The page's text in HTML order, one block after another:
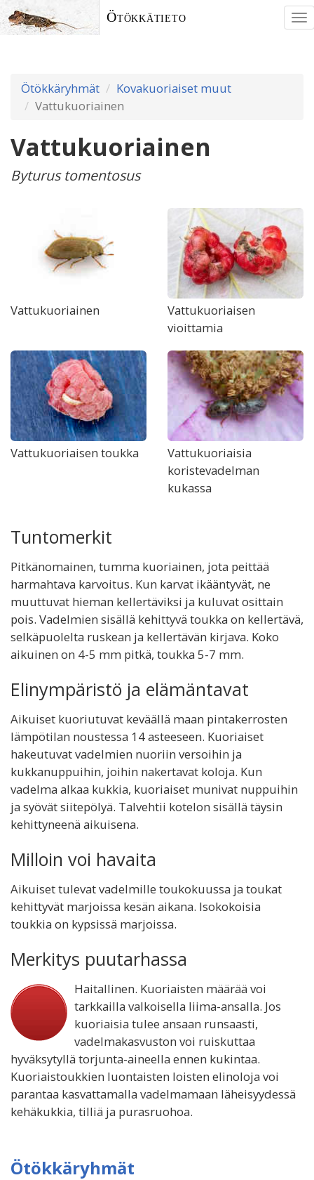
Ötökkätieto
Ötökkäryhmät
Kovakuoriaiset muut
Vattukuoriainen
Vattukuoriainen
Byturus tomentosus
Vattukuoriainen
Vattukuoriaisen
vioittamia
Vattukuoriaisen toukka
Vattukuoriaisia
koristevadelman
kukassa
Tuntomerkit
Pitkänomainen, tumma kuoriainen, jota peittää
harmahtava karvoitus. Kun karvat ikääntyvät, ne
muuttuvat hieman kellertäviksi ja kuluvat osittain
pois. Vadelmien sisällä kehittyvä toukka on kellertävä,
selkäpuolelta ruskean ja kellertävän kirjava. Koko
aikuinen on 4-5 mm pitkä, toukka 5-7 mm.
Elinympäristö ja elämäntavat
Aikuiset kuoriutuvat keväällä maan pintakerrosten
lämpötilan noustessa 14 asteeseen. Kuoriaiset
hakeutuvat vadelmien nuoriin versoihin ja
kukkanuppuihin, joihin nakertavat koloja. Kun
vadelma alkaa kukkia, kuoriaiset munivat nuppuihin
ja syövät siitepölyä. Talvehtii kotelon sisällä täysin
kehittyneenä aikuisena.
Milloin voi havaita
Aikuiset tulevat vadelmille toukokuussa ja toukat
kehittyvät marjoissa kesän aikana. Isokokoisia
toukkia on kypsissä marjoissa.
Merkitys puutarhassa
Haitallinen. Kuoriaisten määrää voi
tarkkailla valkoisella liima-ansalla. Jos
kuoriaisia tulee ansaan runsaasti,
vadelmakasvuston voi ruiskuttaa
hyväksytyllä torjunta-aineella ennen kukintaa.
Kuoriaistoukkien luontaisten loisten elinoloja voi
parantaa kasvattamalla vadelmamaan läheisyydessä
kehäkukkia, tilliä ja purasruohoa.
Ötökkäryhmät